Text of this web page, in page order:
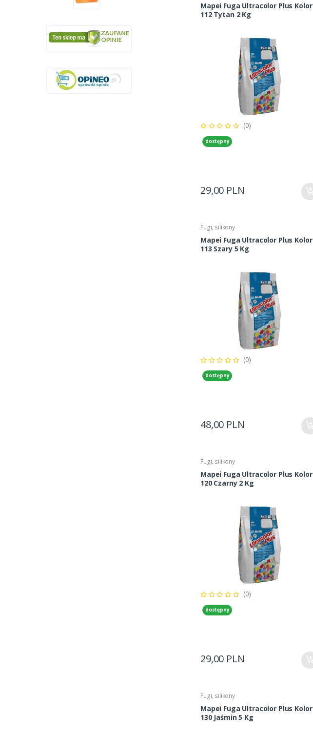
Mapei Fuga Ultracolor Plus Kolor
112 Tytan 2 Kg
(0)
dostępny
29,00 PLN
Fugi, silikony
Mapei Fuga Ultracolor Plus Kolor
113 Szary 5 Kg
(0)
dostępny
48,00 PLN
Fugi, silikony
Mapei Fuga Ultracolor Plus Kolor
120 Czarny 2 Kg
(0)
dostępny
29,00 PLN
Fugi, silikony
Mapei Fuga Ultracolor Plus Kolor
130 Jaśmin 5 Kg